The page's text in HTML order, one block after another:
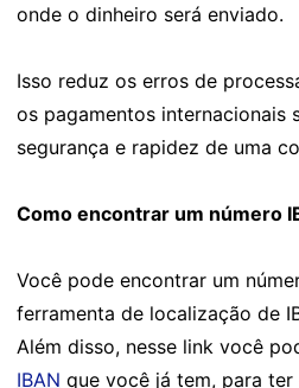
onde o dinheiro será enviado.
Isso reduz os erros de
os pagamentos internacionais
segurança e rapidez de uma
Como encontrar um número
Você pode encontrar um
ferramenta de localização de
Além disso, nesse link você
IBAN que você já tem, para